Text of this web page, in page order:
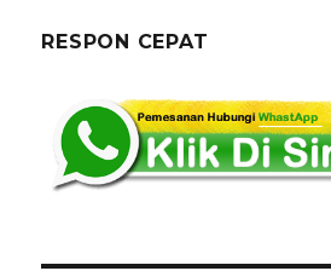
Jakarta
RESPON CEPAT